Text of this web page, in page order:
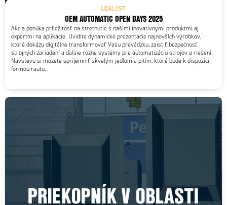
UDÁLOSTI
OEM AUTOMATIC OPEN DAYS 2025
Akcia ponúka príležitosť na stretnutie s našimi inovatívnymi produktmi aj
expertmi na aplikácie. Uvidíte dynamické prezentácie najnovších výrobkov,
ktoré dokážu digitálne transformovať Vašu prevádzku, zaistiť bezpečnosť
strojných zariadení a ďalšie rôzne systémy pre automatizáciu strojov a riešení.
Návštevu si môžete spríjemniť skvelým jedlom a pitím, ktoré bude k dispozícii
formou rautu.